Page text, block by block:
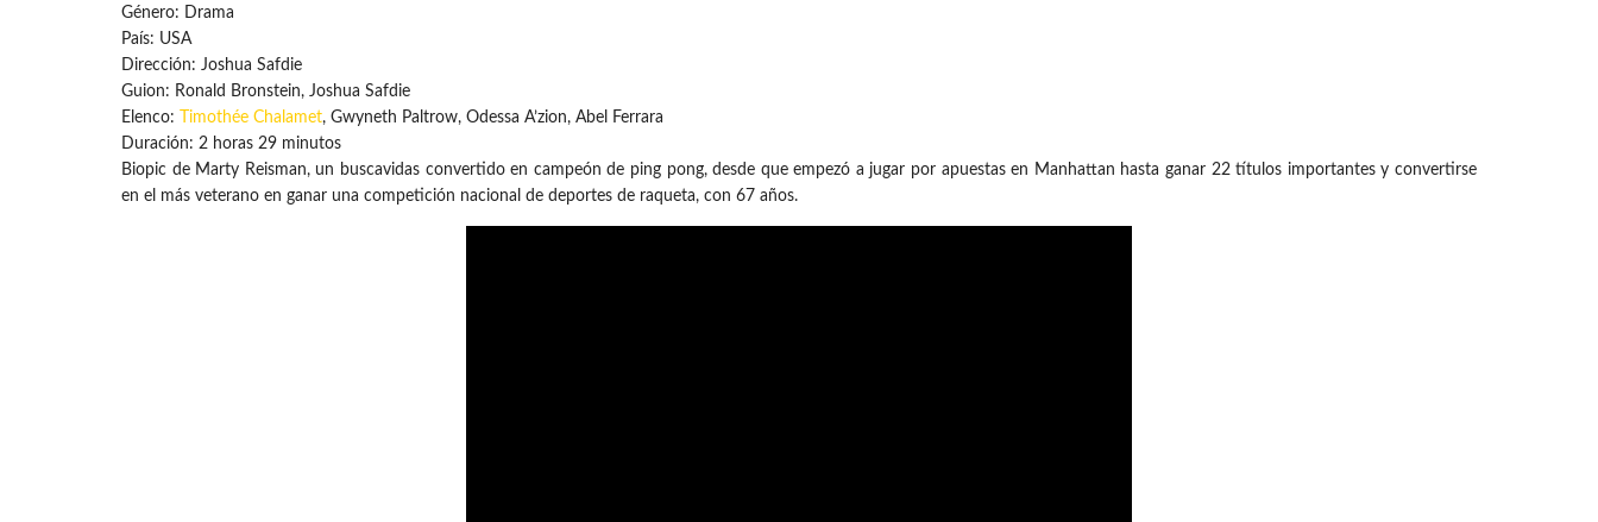
Género: Drama
País: USA
Dirección: Joshua Safdie
Guion: Ronald Bronstein, Joshua Safdie
Elenco:
Timothée Chalamet, Gwyneth Paltrow, Odessa A’zion, Abel Ferrara
Duración: 2 horas 29 minutos
Biopic de Marty Reisman, un buscavidas convertido en campeón de ping pong, desde que empezó a jugar por apuestas en Manhattan hasta ganar 22 títulos importantes y convertirse
en el más veterano en ganar una competición nacional de deportes de raqueta, con 67 años.